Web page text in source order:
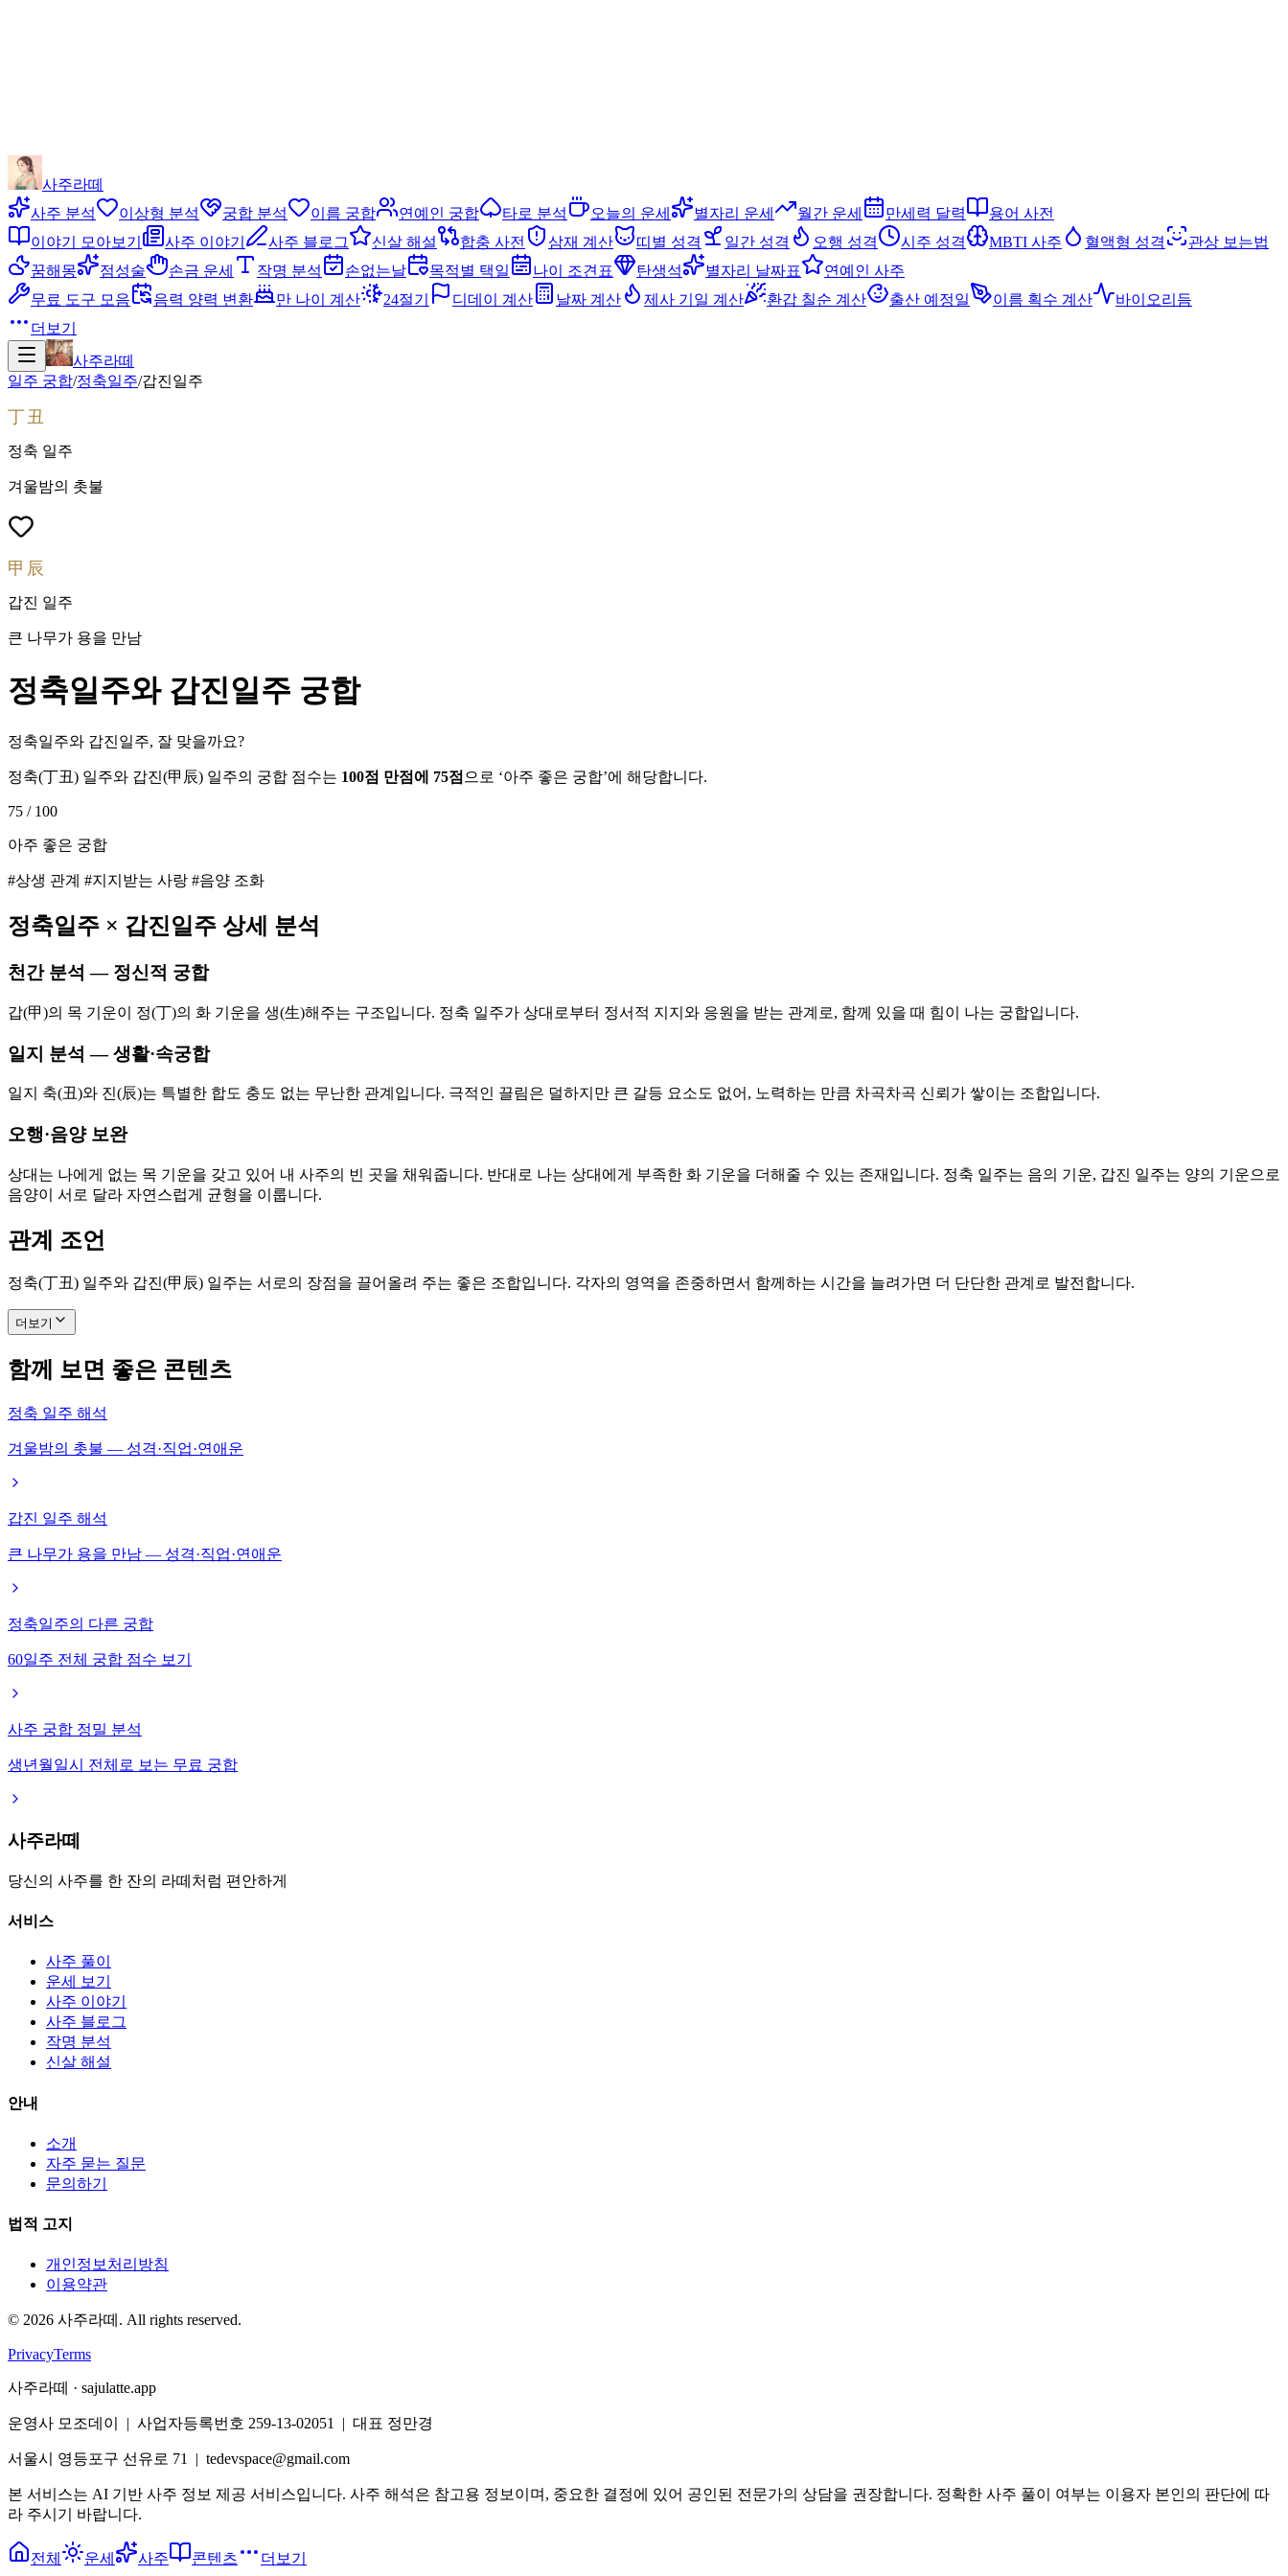
사주라떼
사주 분석
이상형 분석 궁합 분석 이름 궁합 연예인 궁합 타로 분석 오늘의 운세 별자리 운세 월간 운세 만세력 달력
용어 사전
이야기 모아보기
사주 이야기 사주 블로그 신살 해설 합충 사전 삼재 계산 띠별 성격 일간 성격 오행 성격 시주 성격 MBTI 사주 혈액형 성격
관상 보는법
꿈해몽
점성술 손금 운세 작명 분석 손없는날 목적별 택일 나이 조견표 탄생석 별자리 날짜표
연예인 사주
무료 도구 모음
음력 양력 변환 만 나이 계산 24절기 디데이 계산 날짜 계산 제사 기일 계산 환갑 칠순 계산 출산 예정일 이름 획수 계산
바이오리듬
더보기
사주라떼
일주 궁합/정축일주/갑진일주
丁丑
정축 일주
겨울밤의 촛불
甲辰
갑진 일주
큰 나무가 용을 만남
정축일주와 갑진일주 궁합
정축일주와 갑진일주, 잘 맞을까요?
정축(丁丑) 일주와 갑진(甲辰) 일주의 궁합 점수는 100점 만점에 75점 으로 ‘아주 좋은 궁합’에 해당합니다.
75 / 100
아주 좋은 궁합
#상생 관계 #지지받는 사랑 #음양 조화
정축일주 × 갑진일주 상세 분석
천간 분석 — 정신적 궁합
갑(甲)의 목 기운이 정(丁)의 화 기운을 생(生)해주는 구조입니다. 정축 일주가 상대로부터 정서적 지지와 응원을 받는 관계로, 함께 있을 때 힘이 나는 궁합입니다.
일지 분석 — 생활·속궁합
일지 축(丑)와 진(辰)는 특별한 합도 충도 없는 무난한 관계입니다. 극적인 끌림은 덜하지만 큰 갈등 요소도 없어, 노력하는 만큼 차곡차곡 신뢰가 쌓이는 조합입니다.
오행·음양 보완
상대는 나에게 없는 목 기운을 갖고 있어 내 사주의 빈 곳을 채워줍니다. 반대로 나는 상대에게 부족한 화 기운을 더해줄 수 있는 존재입니다. 정축 일주는 음의 기운, 갑진 일주는 양의 기운으로
음양이 서로 달라 자연스럽게 균형을 이룹니다.
관계 조언
정축(丁丑) 일주와 갑진(甲辰) 일주는 서로의 장점을 끌어올려 주는 좋은 조합입니다. 각자의 영역을 존중하면서 함께하는 시간을 늘려가면 더 단단한 관계로 발전합니다.
더보기
함께 보면 좋은 콘텐츠
정축 일주 해석
겨울밤의 촛불 — 성격·직업·연애운
갑진 일주 해석
큰 나무가 용을 만남 — 성격·직업·연애운
정축일주의 다른 궁합
60일주 전체 궁합 점수 보기
사주 궁합 정밀 분석
생년월일시 전체로 보는 무료 궁합
사주라떼
당신의 사주를 한 잔의 라떼처럼 편안하게
서비스
사주 풀이
운세 보기
사주 이야기
사주 블로그
작명 분석
신살 해설
안내
소개
자주 묻는 질문
문의하기
법적 고지
개인정보처리방침
이용약관
© 2026 사주라떼. All rights reserved.
PrivacyTerms
사주라떼 · sajulatte.app
운영사 모조데이 | 사업자등록번호 259-13-02051 | 대표 정만경
서울시 영등포구 선유로 71 | tedevspace@gmail.com
본 서비스는 AI 기반 사주 정보 제공 서비스입니다. 사주 해석은 참고용 정보이며, 중요한 결정에 있어 공인된 전문가의 상담을 권장합니다. 정확한 사주 풀이 여부는 이용자 본인의 판단에 따
라 주시기 바랍니다.
전체 운세 사주 콘텐츠 더보기